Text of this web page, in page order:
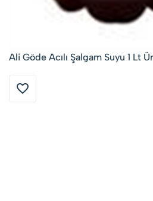
Ali Göde Acılı Şalgam Suyu 1 Lt